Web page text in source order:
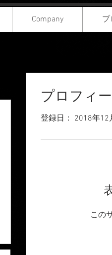
Company ブ
プロフィ
登録日： 2018年12
この